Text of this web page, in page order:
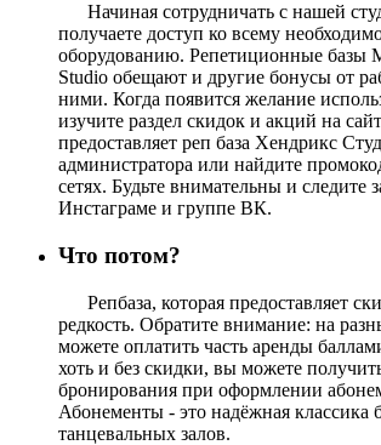
Начиная сотрудничать с нашей
получаете доступ ко всему
оборудованию. Репетиционные базы
Studio обещают и другие бонусы от
ними. Когда появится желание
изучите раздел скидок и акций на
предоставляет реп база Хендрикс
администратора или найдите
сетях. Будьте внимательны и следите
Инстаграме и группе ВК.
Что потом?
Репбаза, которая предоставляет
редкость. Обратите внимание: на
можете оплатить часть аренды
хоть и без скидки, вы можете
бронирования при оформлении
Абонементы - это надёжная классика
танцевальных залов.